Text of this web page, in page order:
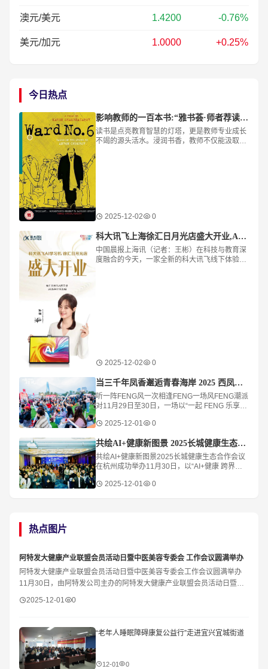
澳元/美元 1.4200 -0.76%
美元/加元 1.0000 +0.25%
今日热点
影响教师的一百本书:“雅书荟·师者荐读”—杭州市和家园小学黄家欢推荐《第六病房》
读书是点亮教育智慧的灯塔，更是教师专业成长
不竭的源头活水。浸润书香，教师不仅能汲取专
2025-12-02 0
科大讯飞上海徐汇日月光店盛大开业,AI学习产品引领智能教育新风向
中国晨报上海讯（记者：王彬）在科技与教育深
度融合的今天，一家全新的科大讯飞线下体验店
2025-12-02 0
当三千年凤香邂逅青春海岸 2025 西凤酒海岸音乐派对书写品牌年轻化新章
听一阵FENG风一次相逢FENG一场风FENG潮派
对11月29日至30日，一场以“一起 FENG 乐享
幕。音乐、互动、潮流市集与沉浸式体验让拥有
2025-12-01 0
共绘AI+健康新图景 2025长城健康生态合作会议在杭州成功举办
共绘AI+健康新图景2025长城健康生态合作会议
在杭州成功举办11月30日，以“AI+健康 跨界融
在杭州余杭鸬鸟隆重举行。本届大会由由
2025-12-01 0
热点图片
​阿特发大健康产业联盟会员活动日暨中医美容专委会 工作会议圆满举办
阿特发大健康产业联盟会员活动日暨中医美容专委会工作会议圆满举办
11月30日，由阿特发公司主办的阿特发大健康产业联盟会员活动日暨浙
2025-12-01 0
“老年人睡眠障碍康复公益行”走进宜兴宜城街道
12-01 0